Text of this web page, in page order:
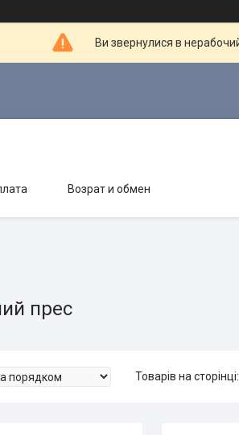
Ви звернулися в
Возрат и обмен
прес